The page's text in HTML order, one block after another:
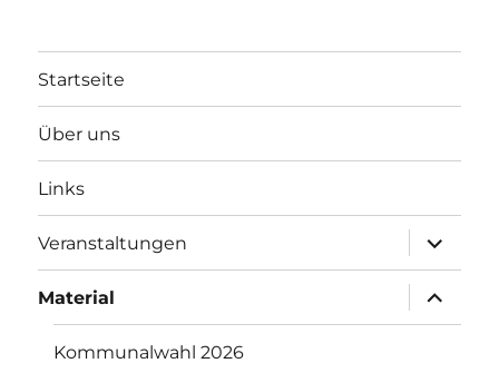
Startseite
Über uns
Links
Veranstaltungen
öffnen
Material
öffnen
Kommunalwahl 2026